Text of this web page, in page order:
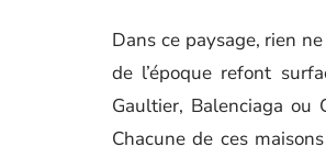
Dans ce paysage, rien
de l’époque refont
Gaultier, Balenciaga ou
Chacune de ces